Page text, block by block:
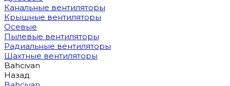
Канальные вентиляторы
Крышные вентиляторы
Осевые
Пылевые вентиляторы
Радиальные вентиляторы
Шахтные вентиляторы
Bahcivan
Назад